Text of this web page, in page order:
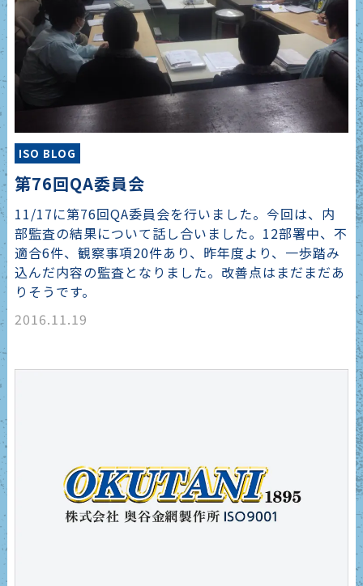
ISO BLOG
第76回QA委員会
11/17に第76回QA委員会を行いました。今回は、内
部監査の結果について話し合いました。12部署中、不
適合6件、観察事項20件あり、昨年度より、一歩踏み
込んだ内容の監査となりました。改善点はまだまだあ
りそうです。
2016.11.19